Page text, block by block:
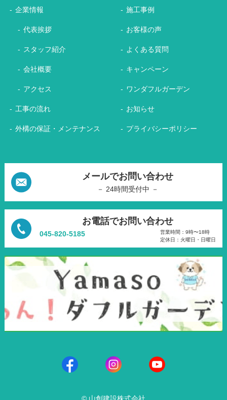
企業情報
代表挨拶
スタッフ紹介
会社概要
アクセス
工事の流れ
外構の保証・メンテナンス
施工事例
お客様の声
よくある質問
キャンペーン
ワンダフルガーデン
お知らせ
プライバシーポリシー
メールでお問い合わせ
－ 24時間受付中 －
お電話でお問い合わせ
045-820-5185
営業時間：9時〜18時
定休日：火曜日・日曜日